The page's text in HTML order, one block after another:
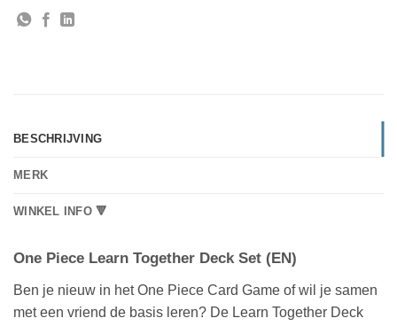
BESCHRIJVING
MERK
WINKEL INFO 🔻
One Piece Learn Together Deck Set (EN)
Ben je nieuw in het One Piece Card Game of wil je samen
met een vriend de basis leren? De Learn Together Deck